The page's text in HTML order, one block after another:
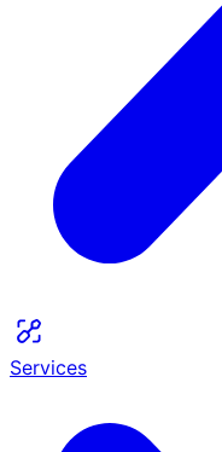
Services